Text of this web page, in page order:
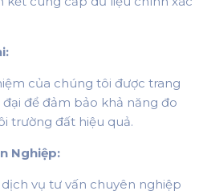
của chúng tôi được trang
để đảm bảo khả năng đo
trường đất hiệu quả.
Nghiệp:
vụ tư vấn chuyên nghiệp